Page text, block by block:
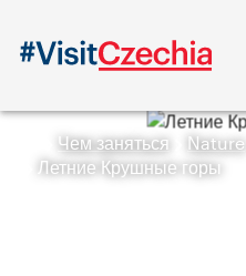
Чем заняться Nature
Летние Крушные горы